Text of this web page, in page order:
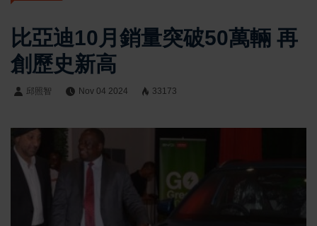
比亞迪10月銷量突破50萬輛 再
創歷史新高
邱照智 Nov 04 2024 33173